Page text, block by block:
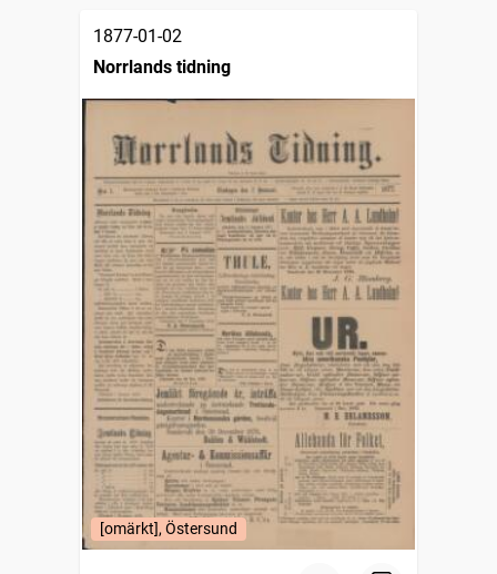
1877-01-02
Norrlands tidning
[omärkt], Östersund